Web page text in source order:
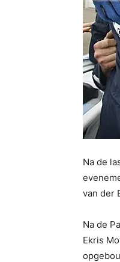
Na de
van der
Na de
Ekris